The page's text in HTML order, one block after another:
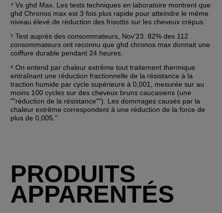
⁴ Vs ghd Max. Les tests techniques en laboratoire montrent que
ghd Chronos max est 3 fois plus rapide pour atteindre le même
niveau élevé de réduction des frisottis sur les cheveux crépus.
⁵ Test auprès des consommateurs, Nov'23. 82% des 112
consommateurs ont reconnu que ghd chronos max donnait une
coiffure durable pendant 24 heures.
⁶ On entend par chaleur extrême tout traitement thermique
entraînant une réduction fractionnelle de la résistance à la
traction humide par cycle supérieure à 0,001, mesurée sur au
moins 100 cycles sur des cheveux bruns caucasiens (une
""réduction de la résistance""). Les dommages causés par la
chaleur extrême correspondent à une réduction de la force de
plus de 0,005."
PRODUITS
APPARENTÉS